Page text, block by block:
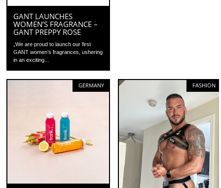
GANT LAUNCHES
WOMEN’S FRAGRANCE –
GANT PREPPY ROSE
„We are proud to launch our first
GANT women’s fragrances, ushering
in an exciting...
FASHION
GERMANY